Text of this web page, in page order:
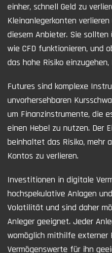
einher, schnell Geld zu
Kleinanlegerkonten
diesem Anbieter. Sie sollten
wie CFD funktionieren, und
das hohe Risiko
Futures sind komplexe
unvorhersehbaren
um Finanzinstrumente, die
einen Hebel zu nutzen. Der
beinhaltet das Risiko, mehr
Kontos zu verlieren.
Investitionen in digitale
hochspekulative Anlagen
Volatilität und sind daher
Anleger geeignet. Jeder
womöglich mithilfe externer
Vermögenswerte für ihn